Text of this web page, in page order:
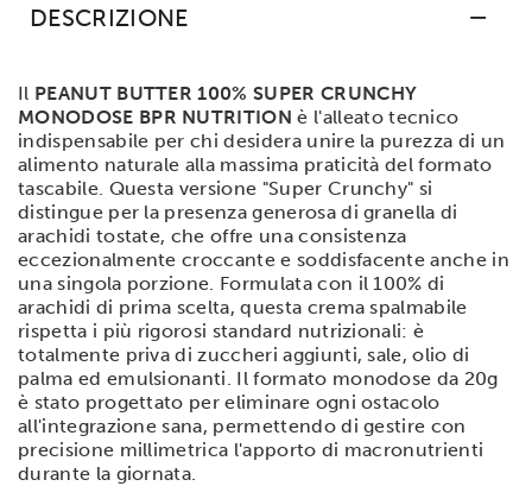
DESCRIZIONE
Il PEANUT BUTTER 100% SUPER CRUNCHY
MONODOSE BPR NUTRITION è l'alleato tecnico
indispensabile per chi desidera unire la purezza di un
alimento naturale alla massima praticità del formato
tascabile. Questa versione "Super Crunchy" si
distingue per la presenza generosa di granella di
arachidi tostate, che offre una consistenza
eccezionalmente croccante e soddisfacente anche in
una singola porzione. Formulata con il 100% di
arachidi di prima scelta, questa crema spalmabile
rispetta i più rigorosi standard nutrizionali: è
totalmente priva di zuccheri aggiunti, sale, olio di
palma ed emulsionanti. Il formato monodose da 20g
è stato progettato per eliminare ogni ostacolo
all'integrazione sana, permettendo di gestire con
precisione millimetrica l'apporto di macronutrienti
durante la giornata.